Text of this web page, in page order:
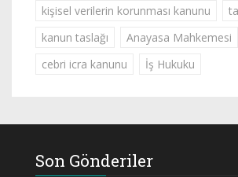
kişisel verilerin korunması kanunu
kanun taslağı
Anayasa Mahkemesi
cebri icra kanunu
İş Hukuku
Son Gönderiler